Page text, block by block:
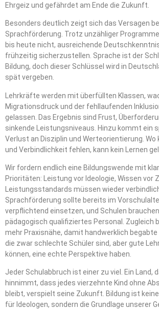
Ehrgeiz und gefährdet am Ende die Zukunft.
Besonders deutlich zeigt sich das Versagen
Sprachförderung. Trotz unzähliger
bis heute nicht, ausreichende
frühzeitig sicherzustellen. Sprache ist der
Bildung, doch dieser Schlüssel wird in
spät vergeben.
Lehrkräfte werden mit überfüllten Klassen,
Migrationsdruck und der fehllaufenden
gelassen. Das Ergebnis sind Frust,
sinkende Leistungsniveaus. Hinzu kommt ein
Verlust an Disziplin und Werteorientierung. Wo
und Verbindlichkeit fehlen, kann kein Lernen
Wir fordern endlich eine Bildungswende mit
Prioritäten: Leistung vor Ideologie, Wissen vor
Leistungsstandards müssen wieder
Sprachförderung sollte bereits im
verpflichtend einsetzen, und Schulen
pädagogisch qualifiziertes Personal. Zugleich
mehr Praxisnähe, damit handwerklich begabte
die zwar schlechte Schüler sind, aber gute
können, eine echte Perspektive haben.
Jeder Schulabbruch ist einer zu viel. Ein Land,
hinnimmt, dass jedes vierzehnte Kind ohne
bleibt, verspielt seine Zukunft. Bildung ist
für Ideologen, sondern die Grundlage unserer